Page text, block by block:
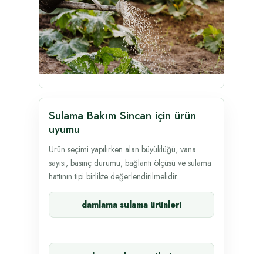
Sulama Bakım Sincan için ürün
uyumu
Ürün seçimi yapılırken alan büyüklüğü, vana
sayısı, basınç durumu, bağlantı ölçüsü ve sulama
hattının tipi birlikte değerlendirilmelidir.
damlama sulama ürünleri